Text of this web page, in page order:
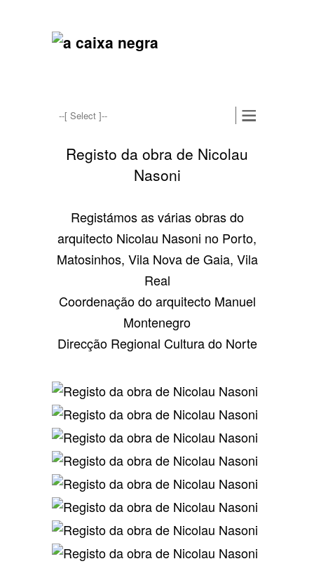
Registo da obra de Nicolau
Nasoni
Registámos as várias obras do
arquitecto Nicolau Nasoni no Porto,
Matosinhos, Vila Nova de Gaia, Vila
Real
Coordenação do arquitecto Manuel
Montenegro
Direcção Regional Cultura do Norte